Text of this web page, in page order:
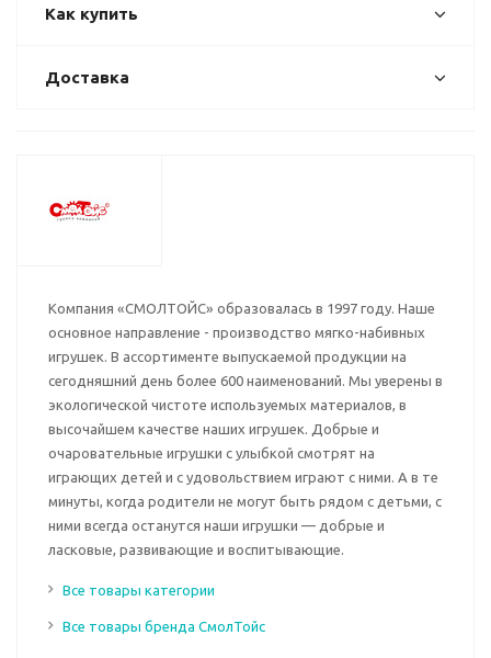
Как купить
Доставка
Компания «СМОЛТОЙС» образовалась в 1997 году. Наше
основное направление - производство мягко-набивных
игрушек. В ассортименте выпускаемой продукции на
сегодняшний день более 600 наименований. Мы уверены в
экологической чистоте используемых материалов, в
высочайшем качестве наших игрушек. Добрые и
очаровательные игрушки с улыбкой смотрят на
играющих детей и с удовольствием играют с ними. А в те
минуты, когда родители не могут быть рядом с детьми, с
ними всегда останутся наши игрушки — добрые и
ласковые, развивающие и воспитывающие.
Все товары категории
Все товары бренда СмолТойс